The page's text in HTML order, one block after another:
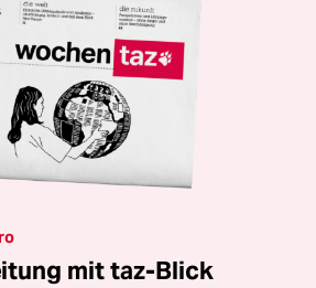
mit taz-Blick